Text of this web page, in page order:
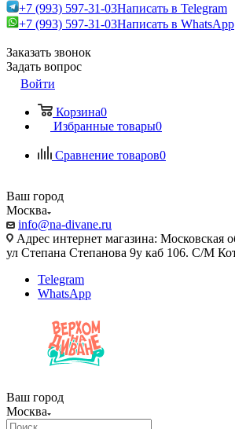
+7 (993) 597-31-03Написать в Telegram
+7 (993) 597-31-03Написать в WhatsApp
Заказать звонок
Задать вопрос
Войти
Корзина0
Избранные товары0
Сравнение товаров0
Ваш город
Москва
info@na-divane.ru
Адрес интернет магазина: Московская
ул Степана Степанова 9у каб 106. С/М
Telegram
WhatsApp
Ваш город
Москва